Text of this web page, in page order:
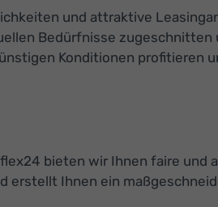
und attraktive
Bedürfnisse
Konditionen profitieren
bieten wir Ihnen faire
Ihnen ein